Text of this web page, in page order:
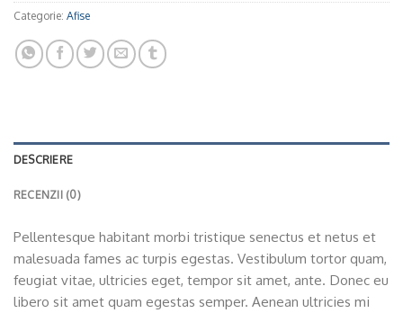
Categorie: Afise
DESCRIERE
RECENZII (0)
Pellentesque habitant morbi tristique senectus et netus et
malesuada fames ac turpis egestas. Vestibulum tortor quam,
feugiat vitae, ultricies eget, tempor sit amet, ante. Donec eu
libero sit amet quam egestas semper. Aenean ultricies mi